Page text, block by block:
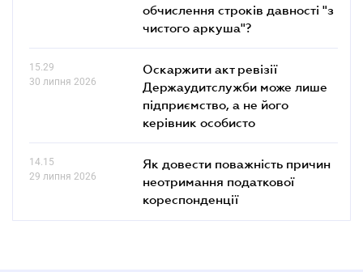
обчислення строків давності "з
чистого аркуша"?
15.29
30 липня 2026
Оскаржити акт ревізії
Держаудитслужби може лише
підприємство, а не його
керівник особисто
14.15
29 липня 2026
Як довести поважність причин
неотримання податкової
кореспонденції